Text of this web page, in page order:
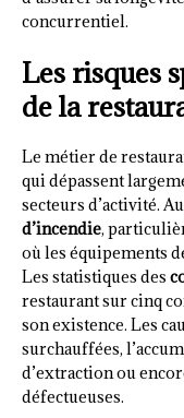
concurrentiel.
Les risques
de la
Le métier de
qui dépassent
secteurs d’activité.
d’incendie,
où les équipements
Les statistiques des
restaurant sur cinq
son existence. Les
surchauffées,
d’extraction ou
défectueuses.